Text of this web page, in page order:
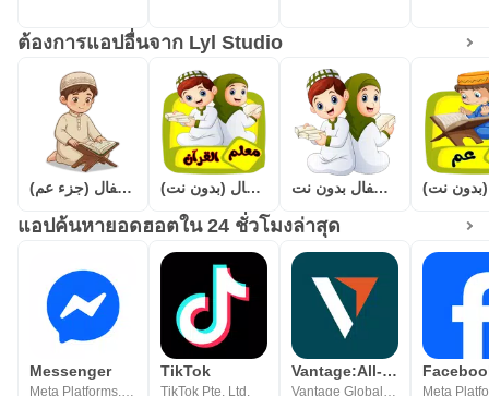
ต้องการแอปอื่นจาก Lyl Studio
المصحف المعلم للاطفال (جزء عم) معلم القرآن للاطفال (بدون نت) قصار السور للأطفال بدون نت
แอปค้นหายอดฮอตใน 24 ชั่วโมงล่าสุด
Messenger TikTok
TikTok Pte. Ltd.
Vantage:All-In-One Trading App